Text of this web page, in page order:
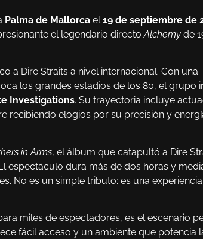
Palma de Mallorca el19 de septiembre de
el legendario directoAlchemy de
a Dire Straits a nivel internacional. Con una
los grandes estadios de los 80, el grupo
Investigations. Su trayectoria incluye
recibiendo elogios por su precisión y
in Arms, el álbum que catapultó a Dire
espectáculo dura más de dos horas y
No es un simple tributo: es una experiencia
miles de espectadores, es el escenario
fácil acceso y un ambiente que potencia